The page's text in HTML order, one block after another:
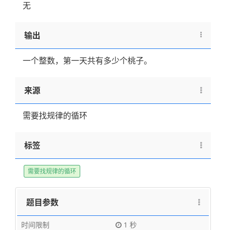
无
输出
一个整数，第一天共有多少个桃子。
来源
需要找规律的循环
标签
需要找规律的循环
题目参数
时间限制
1 秒